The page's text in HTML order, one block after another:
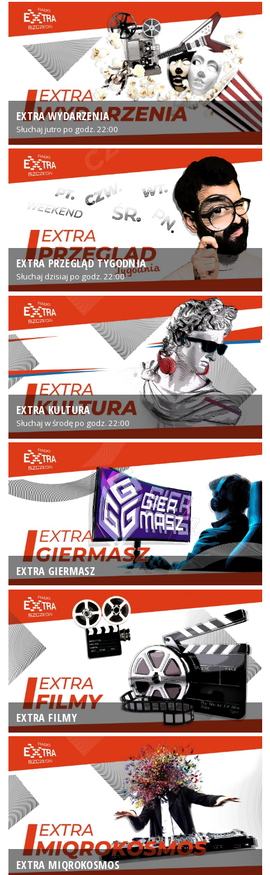
EXTRA WYDARZENIA
Słuchaj jutro po godz. 22:00
EXTRA PRZEGLĄD TYGODNIA
Słuchaj dzisiaj po godz. 22:00
EXTRA KULTURA
Słuchaj w środę po godz. 22:00
EXTRA GIERMASZ
EXTRA FILMY
EXTRA MIQROKOSMOS